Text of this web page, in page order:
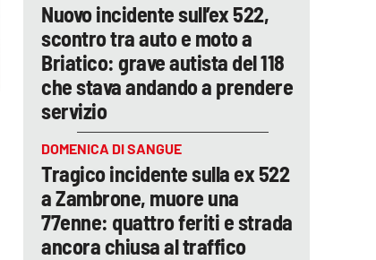
Nuovo incidente sull’ex 522,
scontro tra auto e moto a
Briatico: grave autista del 118
che stava andando a prendere
servizio
DOMENICA DI SANGUE
Tragico incidente sulla ex 522
a Zambrone, muore una
77enne: quattro feriti e strada
ancora chiusa al traffico